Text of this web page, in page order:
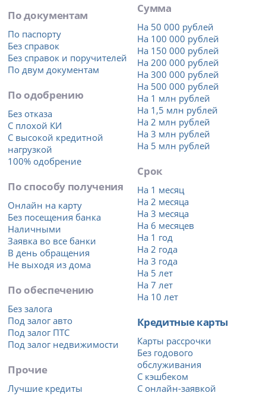
По документам
По паспорту
Без справок
Без справок и поручителей
По двум документам
По одобрению
Без отказа
С плохой КИ
С высокой кредитной
нагрузкой
100% одобрение
По способу получения
Онлайн на карту
Без посещения банка
Наличными
Заявка во все банки
В день обращения
Не выходя из дома
По обеспечению
Без залога
Под залог авто
Под залог ПТС
Под залог недвижимости
Прочие
Лучшие кредиты
Сумма
На 50 000 рублей
На 100 000 рублей
На 150 000 рублей
На 200 000 рублей
На 300 000 рублей
На 500 000 рублей
На 1 млн рублей
На 1,5 млн рублей
На 2 млн рублей
На 3 млн рублей
На 5 млн рублей
Срок
На 1 месяц
На 2 месяца
На 3 месяца
На 6 месяцев
На 1 год
На 2 года
На 3 года
На 5 лет
На 7 лет
На 10 лет
Кредитные карты
Карты рассрочки
Без годового
обслуживания
С кэшбеком
С онлайн-заявкой